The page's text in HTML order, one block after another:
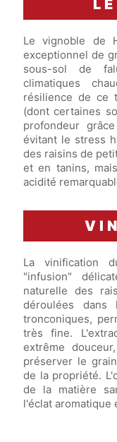
Le vignoble de
exceptionnel de
sous-sol de
climatiques
résilience de ce
(dont certaines
profondeur
évitant le stress
des raisins de
et en tanins,
acidité
La vinification
"infusion"
naturelle des
déroulées
tronconiques,
très fine.
extrême
préserver le
de la propriété.
de la matière
l'éclat aromatique